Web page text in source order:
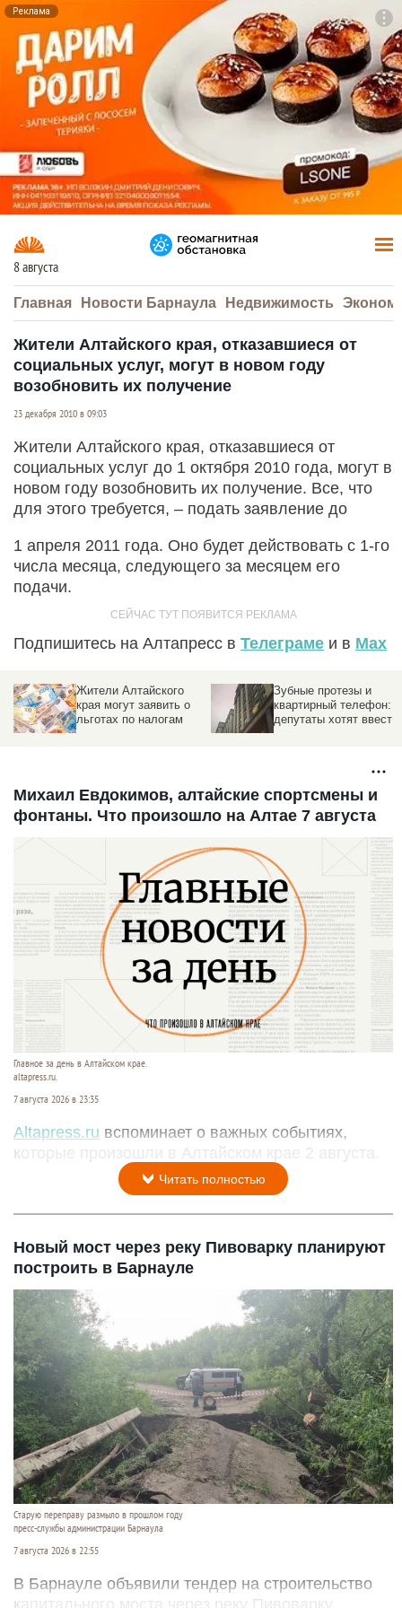
Реклама
8 августа
Главная Новости Барнаула Недвижимость
Жители Алтайского края, отказавшиеся от
социальных услуг, могут в новом году
возобновить их получение
23 декабря 2010 в 09:03
Жители Алтайского края, отказавшиеся от
социальных услуг до 1 октября 2010 года, могут в
новом году возобновить их получение. Все, что
для этого требуется, – подать заявление до
1 апреля 2011 года. Оно будет действовать с 1-го
числа месяца, следующего за месяцем его
подачи.
Подпишитесь на Алтапресс в Телеграме и в Max
Жители Алтайского
края могут заявить о
льготах по налогам
Зубные протезы и
квартирный телефон:
депутаты хотят ввести
Михаил Евдокимов, алтайские спортсмены и
фонтаны. Что произошло на Алтае 7 августа
Главное за день в Алтайском крае.
altapress.ru.
7 августа 2026 в 23:35
Altapress.ru вспоминает о важных событиях,
которые произошли в Алтайском крае 2 августа.
Читать полностью
Новый мост через реку Пивоварку планируют
построить в Барнауле
Старую переправу размыло в прошлом году
пресс-службы администрации Барнаула
7 августа 2026 в 22:55
В Барнауле объявили тендер на строительство